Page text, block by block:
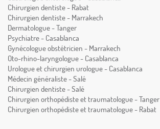
Chirurgien dentiste - Rabat
Chirurgien dentiste - Marrakech
Dermatologue - Tanger
Psychiatre - Casablanca
Gynécologue obstétricien - Marrakech
Oto-rhino-laryngologue - Casablanca
Urologue et chirurgien urologue - Casablanca
Médecin généraliste - Salé
Chirurgien dentiste - Salé
Chirurgien orthopédiste et traumatologue - Tanger
Chirurgien orthopédiste et traumatologue - Rabat